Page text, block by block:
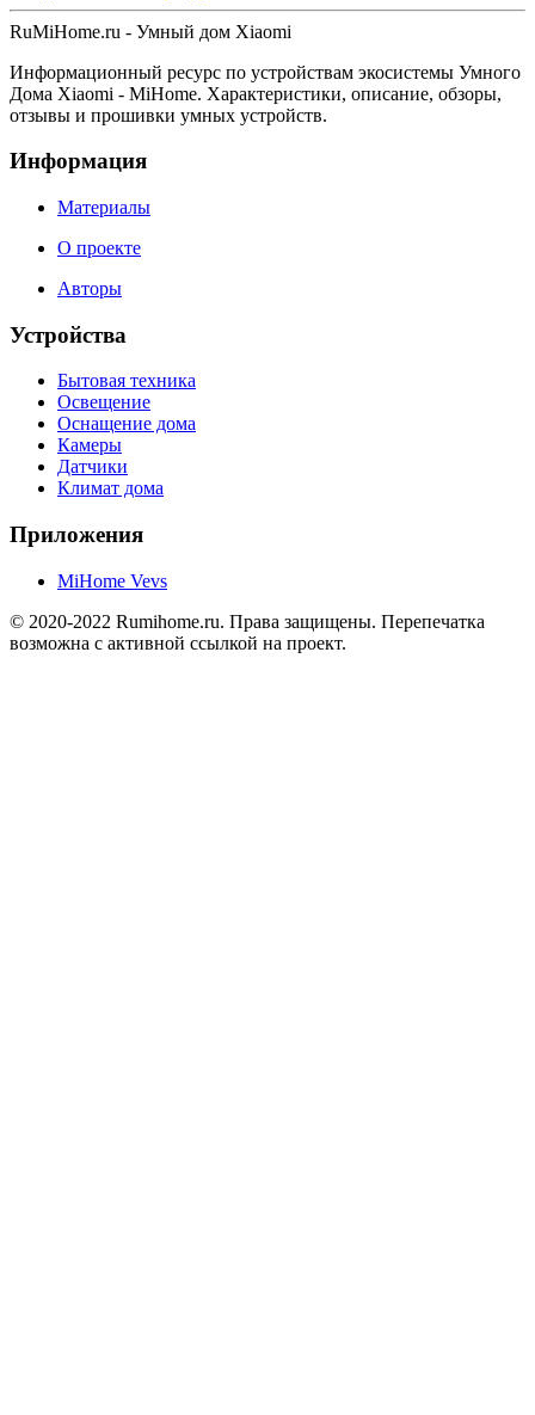
RuMiHome.ru - Умный дом Xiaomi
Информационный ресурс по устройствам экосистемы Умного
Дома Xiaomi - MiHome. Характеристики, описание, обзоры,
отзывы и прошивки умных устройств.
Информация
Материалы
О проекте
Авторы
Устройства
Бытовая техника
Освещение
Оснащение дома
Камеры
Датчики
Климат дома
Приложения
MiHome Vevs
© 2020-2022 Rumihome.ru. Права защищены. Перепечатка
возможна с активной ссылкой на проект.